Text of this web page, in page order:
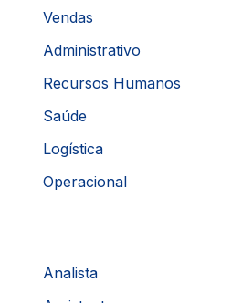
Vendas
Administrativo
Recursos Humanos
Saúde
Logística
Operacional
Analista